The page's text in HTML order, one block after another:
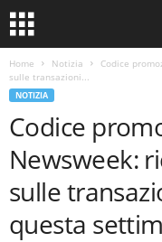
Home Notizia
Codice
sulle transazioni...
NOTIZIA
Codice
Newsweek:
sulle
questa